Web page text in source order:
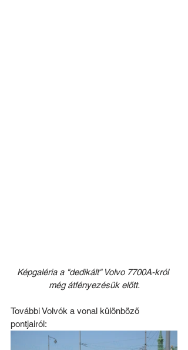
Képgaléria a "dedikált" Volvo 7700A-król
még átfényezésük előtt.
További Volvók a vonal különböző
pontjairól: